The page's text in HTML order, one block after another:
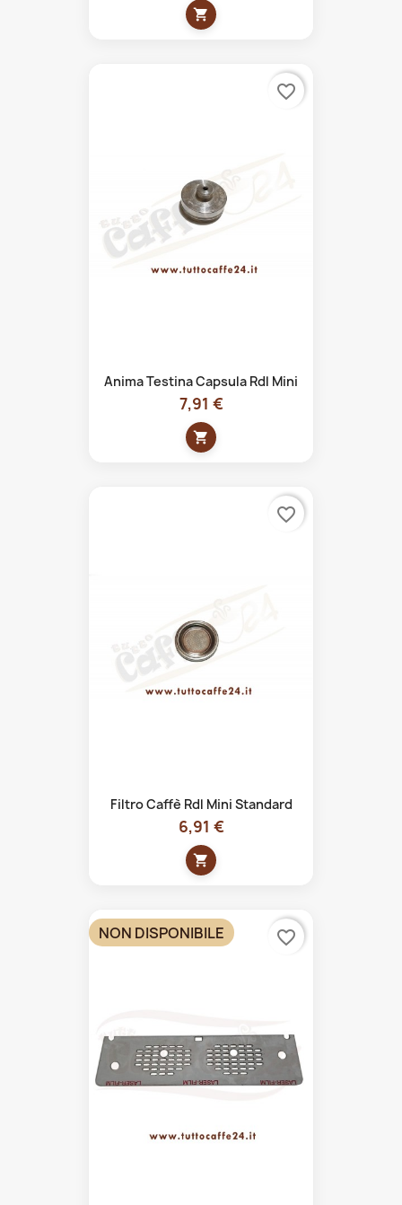
shopping_cart
Anima Testina Capsula Rdl Mini
7,91 €
shopping_cart
favorite_border
Filtro Caffè Rdl Mini Standard
6,91 €
shopping_cart
favorite_border
NON DISPONIBILE favorite_border